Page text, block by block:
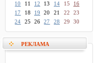
10
11 12 13 14 15
16
17
18 19 20 21 22
23
24
25 26 27 28 29 30
РЕКЛАМА